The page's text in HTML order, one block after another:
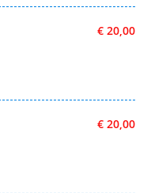
€ 20,00
€ 20,00